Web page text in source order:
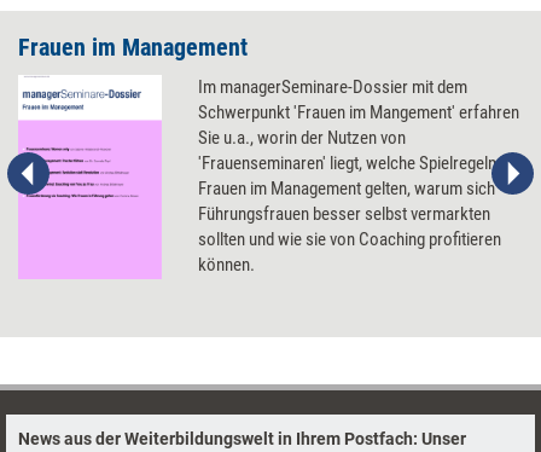
Frauen im Management
Im managerSeminare-Dossier mit dem
Schwerpunkt 'Frauen im Mangement' erfahren
Sie u.a., worin der Nutzen von
'Frauenseminaren' liegt, welche Spielregeln für
Frauen im Management gelten, warum sich
Führungsfrauen besser selbst vermarkten
sollten und wie sie von Coaching profitieren
können.
News aus der Weiterbildungswelt in Ihrem Postfach: Unser